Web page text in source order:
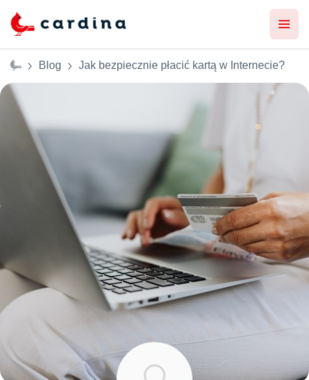
Blog Jak bezpiecznie płacić kartą w Internecie?